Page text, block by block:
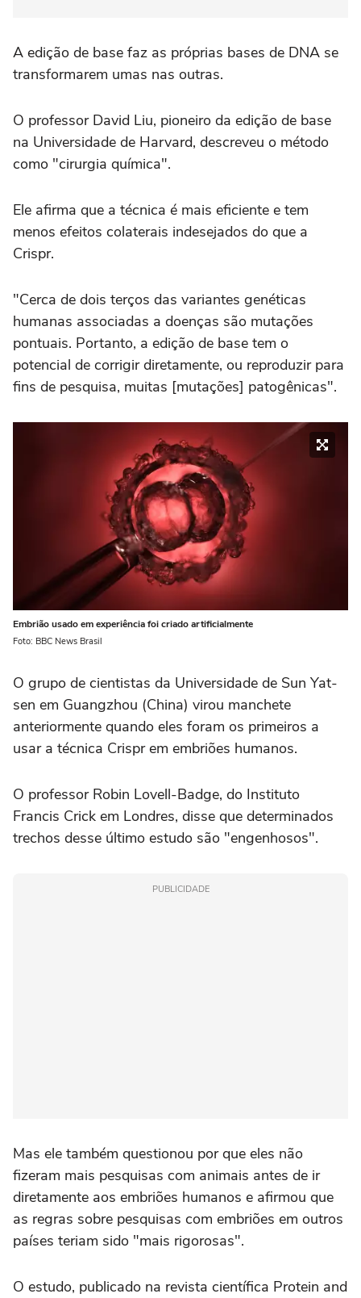
A edição de base faz as próprias bases de DNA se
transformarem umas nas outras.
O professor David Liu, pioneiro da edição de base
na Universidade de Harvard, descreveu o método
como "cirurgia química".
Ele afirma que a técnica é mais eficiente e tem
menos efeitos colaterais indesejados do que a
Crispr.
"Cerca de dois terços das variantes genéticas
humanas associadas a doenças são mutações
pontuais. Portanto, a edição de base tem o
potencial de corrigir diretamente, ou reproduzir para
fins de pesquisa, muitas [mutações] patogênicas".
Embrião usado em experiência foi criado artificialmente
Foto: BBC News Brasil
O grupo de cientistas da Universidade de Sun Yat-
sen em Guangzhou (China) virou manchete
anteriormente quando eles foram os primeiros a
usar a técnica Crispr em embriões humanos.
O professor Robin Lovell-Badge, do Instituto
Francis Crick em Londres, disse que determinados
trechos desse último estudo são "engenhosos".
PUBLICIDADE
Mas ele também questionou por que eles não
fizeram mais pesquisas com animais antes de ir
diretamente aos embriões humanos e afirmou que
as regras sobre pesquisas com embriões em outros
países teriam sido "mais rigorosas".
O estudo, publicado na revista científica Protein and